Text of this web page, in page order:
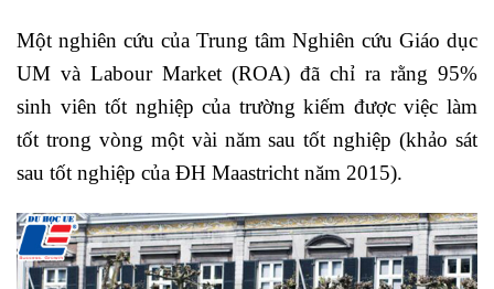
Một nghiên cứu của Trung tâm Nghiên cứu Giáo dục
UM và Labour Market (ROA) đã chỉ ra rằng 95%
sinh viên tốt nghiệp của trường kiếm được việc làm
tốt trong vòng một vài năm sau tốt nghiệp (khảo sát
sau tốt nghiệp của ĐH Maastricht năm 2015).